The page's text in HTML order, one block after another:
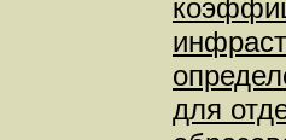
для